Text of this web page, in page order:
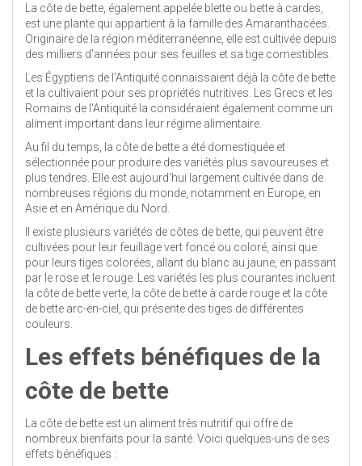
La côte de bette, également appelée blette ou bette à cardes,
est une plante qui appartient à la famille des Amaranthacées.
Originaire de la région méditerranéenne, elle est cultivée depuis
des milliers d'années pour ses feuilles et sa tige comestibles.
Les Égyptiens de l'Antiquité connaissaient déjà la côte de bette
et la cultivaient pour ses propriétés nutritives. Les Grecs et les
Romains de l'Antiquité la considéraient également comme un
aliment important dans leur régime alimentaire.
Au fil du temps, la côte de bette a été domestiquée et
sélectionnée pour produire des variétés plus savoureuses et
plus tendres. Elle est aujourd'hui largement cultivée dans de
nombreuses régions du monde, notamment en Europe, en
Asie et en Amérique du Nord.
Il existe plusieurs variétés de côtes de bette, qui peuvent être
cultivées pour leur feuillage vert foncé ou coloré, ainsi que
pour leurs tiges colorées, allant du blanc au jaune, en passant
par le rose et le rouge. Les variétés les plus courantes incluent
la côte de bette verte, la côte de bette à carde rouge et la côte
de bette arc-en-ciel, qui présente des tiges de différentes
couleurs.
Les effets bénéfiques de la
côte de bette
La côte de bette est un aliment très nutritif qui offre de
nombreux bienfaits pour la santé. Voici quelques-uns de ses
effets bénéfiques :